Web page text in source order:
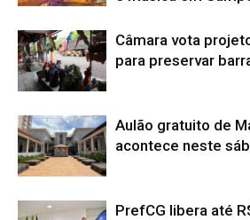
Câmara vota
para preservar
Aulão gratuito de
acontece neste
PrefCG libera até